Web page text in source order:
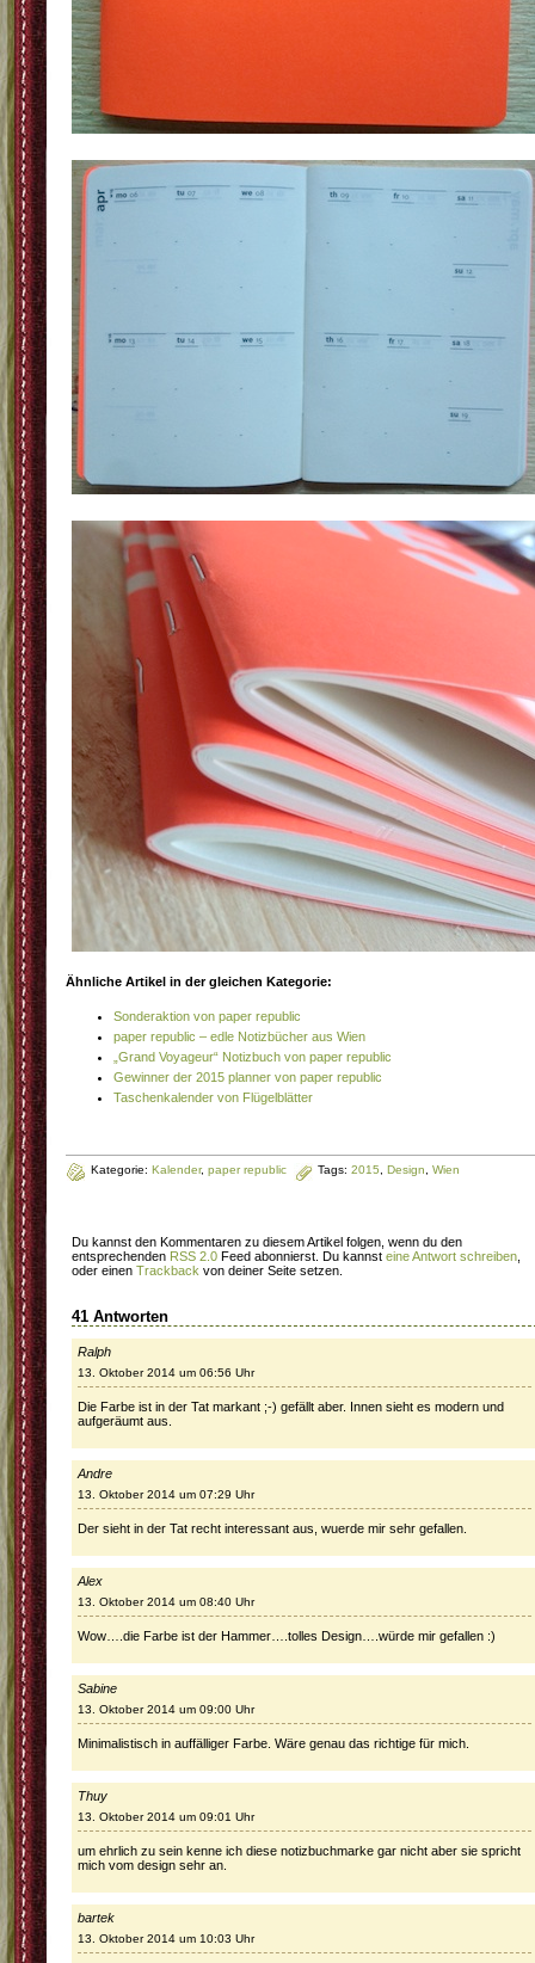
Ähnliche Artikel in der gleichen Kategorie:
Sonderaktion von paper republic
paper republic – edle Notizbücher aus Wien
„Grand Voyageur“ Notizbuch von paper republic
Gewinner der 2015 planner von paper republic
Taschenkalender von Flügelblätter
Kategorie: Kalender, paper republic Tags: 2015 Design Wien
Du kannst den Kommentaren zu diesem Artikel folgen, wenn du den
entsprechenden RSS 2.0 Feed abonnierst. Du kannst eine Antwort schreiben
oder einen Trackback von deiner Seite setzen.
41 Antworten
Ralph
13. Oktober 2014 um 06:56 Uhr
Die Farbe ist in der Tat markant ;-) gefällt aber. Innen sieht es modern und
aufgeräumt aus.
Andre
13. Oktober 2014 um 07:29 Uhr
Der sieht in der Tat recht interessant aus, wuerde mir sehr gefallen.
Alex
13. Oktober 2014 um 08:40 Uhr
Wow….die Farbe ist der Hammer….tolles Design….würde mir gefallen :)
Sabine
13. Oktober 2014 um 09:00 Uhr
Minimalistisch in auffälliger Farbe. Wäre genau das richtige für mich.
Thuy
13. Oktober 2014 um 09:01 Uhr
um ehrlich zu sein kenne ich diese notizbuchmarke gar nicht aber sie spricht
mich vom design sehr an.
bartek
13. Oktober 2014 um 10:03 Uhr